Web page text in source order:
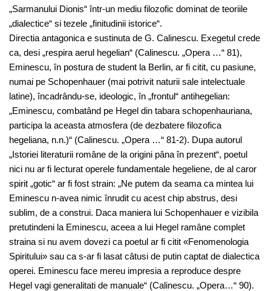
„Sarmanului Dionis“ într-un mediu filozofic dominat de teoriile
„dialectice“ si tezele „finitudinii istorice“.
Directia antagonica e sustinuta de G. Calinescu. Exegetul crede
ca, desi „respira aerul hegelian“ (Calinescu. „Opera …“ 81),
Eminescu, în postura de student la Berlin, ar fi citit, cu pasiune,
numai pe Schopenhauer (mai potrivit naturii sale intelectuale
latine), încadrându-se, ideologic, în „frontul“ antihegelian:
„Eminescu, combatând pe Hegel din tabara schopenhauriana,
participa la aceasta atmosfera (de dezbatere filozofica
hegeliana, n.n.)“ (Calinescu. „Opera …“ 81-2). Dupa autorul
„Istoriei literaturii române de la origini pâna în prezent“, poetul
nici nu ar fi lecturat operele fundamentale hegeliene, de al caror
spirit „gotic“ ar fi fost strain: „Ne putem da seama ca mintea lui
Eminescu n-avea nimic înrudit cu acest chip abstrus, desi
sublim, de a construi. Daca maniera lui Schopenhauer e vizibila
pretutindeni la Eminescu, aceea a lui Hegel ramâne complet
straina si nu avem dovezi ca poetul ar fi citit «Fenomenologia
Spiritului» sau ca s-ar fi lasat câtusi de putin captat de dialectica
operei. Eminescu face mereu impresia a reproduce despre
Hegel vagi generalitati de manuale“ (Calinescu. „Opera…“ 90).